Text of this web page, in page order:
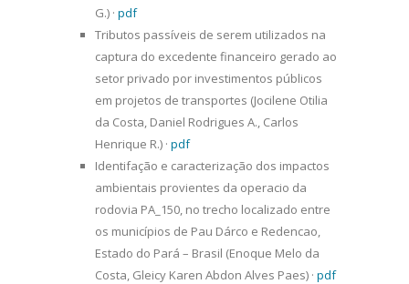
G.) · pdf
Tributos passíveis de serem utilizados na
captura do excedente financeiro gerado ao
setor privado por investimentos públicos
em projetos de transportes (Jocilene Otilia
da Costa, Daniel Rodrigues A., Carlos
Henrique R.) · pdf
Identifação e caracterização dos impactos
ambientais provientes da operacio da
rodovia PA_150, no trecho localizado entre
os municípios de Pau Dárco e Redencao,
Estado do Pará – Brasil (Enoque Melo da
Costa, Gleicy Karen Abdon Alves Paes) · pdf